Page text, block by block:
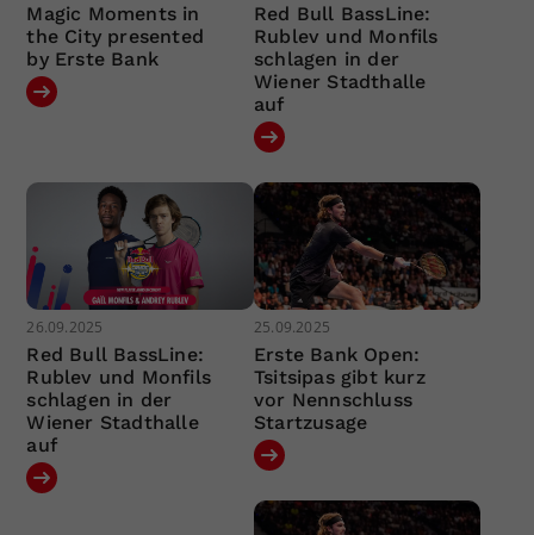
Magic Moments in
the City presented
by Erste Bank
Red Bull BassLine:
Rublev und Monfils
schlagen in der
Wiener Stadthalle
auf
26.09.2025
Red Bull BassLine:
Rublev und Monfils
schlagen in der
Wiener Stadthalle
auf
25.09.2025
Erste Bank Open:
Tsitsipas gibt kurz
vor Nennschluss
Startzusage